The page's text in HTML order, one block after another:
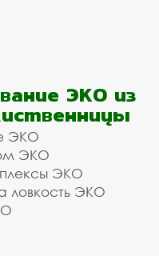
ЭКО из
ЭКО
ЭКО
ЭКО
ловкость ЭКО